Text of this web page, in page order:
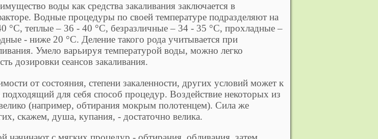
воды как средства закаливания заключается в
Водные процедуры по своей температуре подразделяют на
°С, теплые – 36 - 40 °С, безразличные – 34 - 35 °С, прохладные –
- ниже 20 °С. Деление такого рода учитывается при
Умело варьируя температурой воды, можно легко
дозировки сеансов закаливания.
от состояния, степени закаленности, других условий может к
для себя способ процедур. Воздействие некоторых из
(например, обтирания мокрым полотенцем). Сила же
скажем, душа, купания, - достаточно велика.